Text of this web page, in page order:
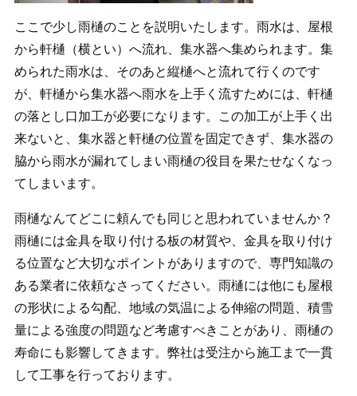
ここで少し雨樋のことを説明いたします。雨水は、屋根
から軒樋（横とい）へ流れ、集水器へ集められます。集
められた雨水は、そのあと縦樋へと流れて行くのです
が、軒樋から集水器へ雨水を上手く流すためには、軒樋
の落とし口加工が必要になります。この加工が上手く出
来ないと、集水器と軒樋の位置を固定できず、集水器の
脇から雨水が漏れてしまい雨樋の役目を果たせなくなっ
てしまいます。
雨樋なんてどこに頼んでも同じと思われていませんか？
雨樋には金具を取り付ける板の材質や、金具を取り付け
る位置など大切なポイントがありますので、専門知識の
ある業者に依頼なさってください。雨樋には他にも屋根
の形状による勾配、地域の気温による伸縮の問題、積雪
量による強度の問題など考慮すべきことがあり、雨樋の
寿命にも影響してきます。弊社は受注から施工まで一貫
して工事を行っております。